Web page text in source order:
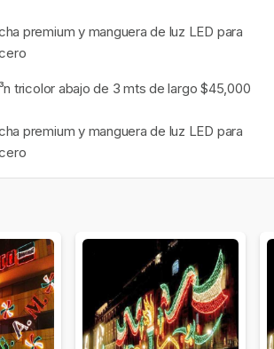
premium y manguera de luz LED para
tricolor abajo de 3 mts de largo $45,000
premium y manguera de luz LED para